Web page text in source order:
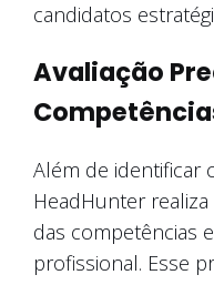
candidatos
Avaliação
Além de identificar
HeadHunter
das competências
profissional. Esse